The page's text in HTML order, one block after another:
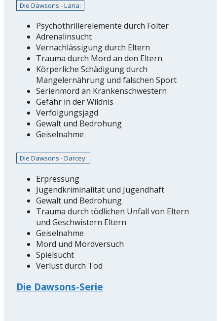
Die Dawsons - Lana:
Psychothrillerelemente durch Folter
Adrenalinsucht
Vernachlässigung durch Eltern
Trauma durch Mord an den Eltern
Körperliche Schädigung durch
Mangelernährung und falschen Sport
Serienmord an Krankenschwestern
Gefahr in der Wildnis
Verfolgungsjagd
Gewalt und Bedrohung
Geiselnahme
Die Dawsons - Darcey:
Erpressung
Jugendkriminalität und Jugendhaft
Gewalt und Bedrohung
Trauma durch tödlichen Unfall von Eltern
und Geschwistern Eltern
Geiselnahme
Mord und Mordversuch
Spielsucht
Verlust durch Tod
Die Dawsons-Serie